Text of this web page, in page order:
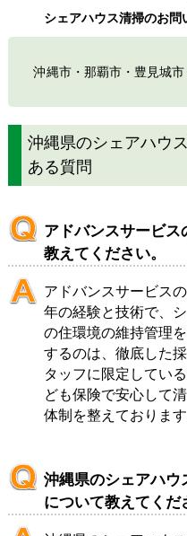
シェアハウス清掃のお問
沖縄市・ 那覇市・ 豊見城市
沖縄県のシェアハウ
ある質問
アドバンスサービ
教えてください。
アドバンスサービス
年の経験と技術で、
の住環境の維持管理
するのは、徹底した
タッフに限定してい
ども保険で安心して
体制を整えております
沖縄県のシェアハウ
について教えてくだ